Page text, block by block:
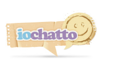
contenuto